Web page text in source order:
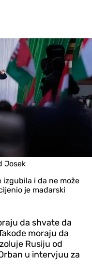
Josek
izgubila i da ne može
je mađarski
da shvate da
moraju da
Rusiju od
u intervjuu za